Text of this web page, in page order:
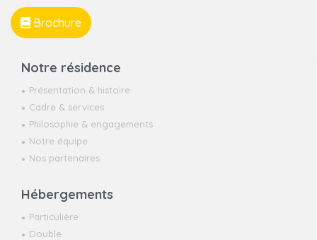
Brochure
Notre résidence
Présentation & histoire
Cadre & services
Philosophie & engagements
Notre équipe
Nos partenaires
Hébergements
Particulière
Double